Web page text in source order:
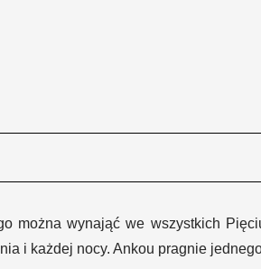
można wynająć we wszystkich
i każdej nocy. Ankou pragnie